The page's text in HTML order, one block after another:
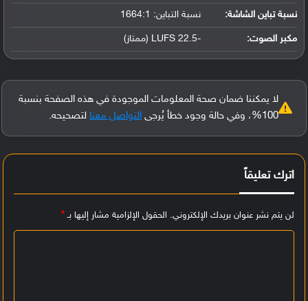
نسبة تباين الشاشة: نسبة التباين: 1664:1
مكبر الصوت: -22.5 LUFS (ممتاز)
لا يمكننا ضمان صحة المعلومات الموجودة في هذه الصفحة بنسبة
100%، وفي حالة وجود خطأ يُرجى
التواصل معنا لتصحيحه.
اترك تعليقاً
لن يتم نشر عنوان بريدك الإلكتروني. الحقول الإلزامية مشار إليها بـ*